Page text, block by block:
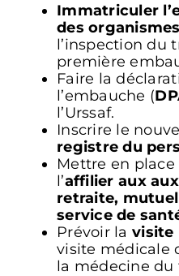
​Immatriculer
des
l’inspection du
première
Faire la
l’embauche (
l’Urssaf.
Inscrire le
registre du
Mettre en
l’affilier aux
retraite,
service de
Prévoir la visite
visite médicale
la médecine du